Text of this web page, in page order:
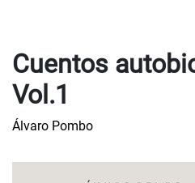
Cuentos
Vol.1
Álvaro Pombo